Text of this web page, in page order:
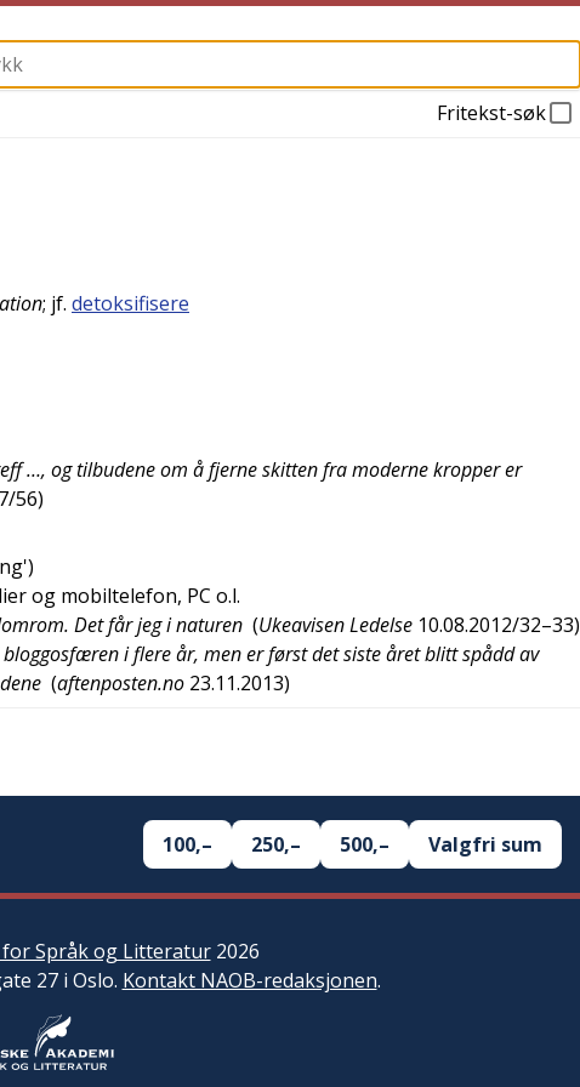
Fritekst-søk
; jf. detoksifisere
…, og tilbudene om å fjerne skitten fra moderne kropper er
56)
')
og mobiltelefon, PC o.l.
Det får jeg i naturen (Ukeavisen Ledelse 10.08.2012/32–33)
i flere år, men er først det siste året blitt spådd av
(aftenposten.no 23.11.2013)
100,– 250,– 500,– Valgfri sum
Språk og Litteratur2026
27 i Oslo. Kontakt NAOB-redaksjonen.